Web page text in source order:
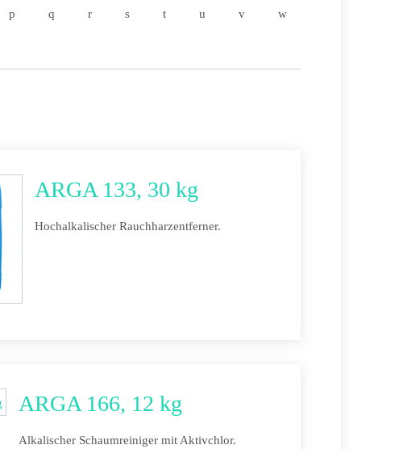
p q r s t u v w
ARGA 133, 30 kg
Hochalkalischer Rauchharzentferner.
ARGA 166, 12 kg
Alkalischer Schaumreiniger mit Aktivchlor.